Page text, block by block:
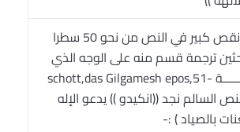
(يعقب هذا السطر نقص كبير في النص من نحو 50 سطرا
ترجمة قسم منه على الوجه الذي
أثبتناه في الترجمـــــــــة schott,das Gilgamesh epos,51-
السالم نجد ((انكيدو )) يدعو الإله
بالصياد ) :-